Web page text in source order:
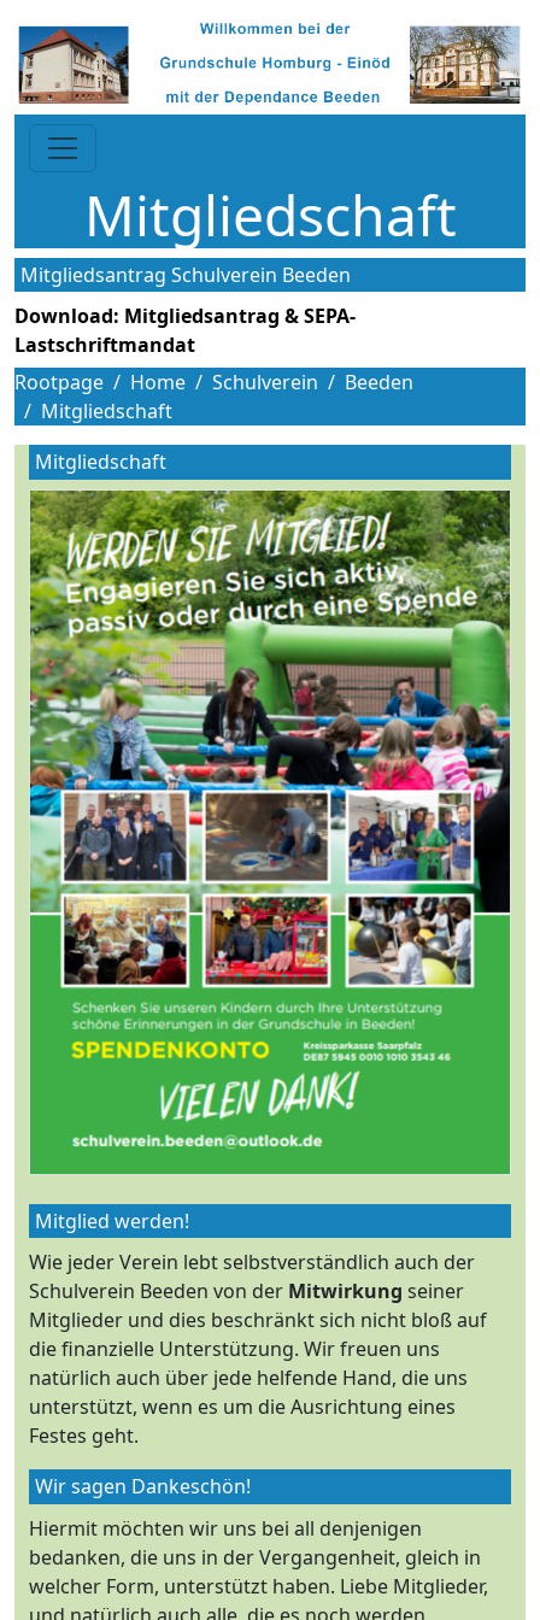
Mitgliedschaft
Mitgliedsantrag Schulverein Beeden
Download: Mitgliedsantrag & SEPA-
Lastschriftmandat
Rootpage
Home Schulverein
Beeden
Mitgliedschaft
Mitgliedschaft
Mitglied werden!
Wie jeder Verein lebt selbstverständlich auch der
Schulverein Beeden von der Mitwirkung seiner
Mitglieder und dies beschränkt sich nicht bloß auf
die finanzielle Unterstützung. Wir freuen uns
natürlich auch über jede helfende Hand, die uns
unterstützt, wenn es um die Ausrichtung eines
Festes geht.
Wir sagen Dankeschön!
Hiermit möchten wir uns bei all denjenigen
bedanken, die uns in der Vergangenheit, gleich in
welcher Form, unterstützt haben. Liebe Mitglieder,